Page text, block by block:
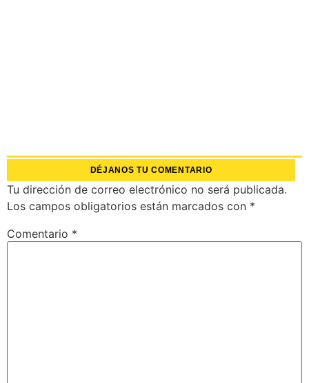
DÉJANOS TU COMENTARIO
Tu dirección de correo electrónico no será publicada.
Los campos obligatorios están marcados con *
Comentario *